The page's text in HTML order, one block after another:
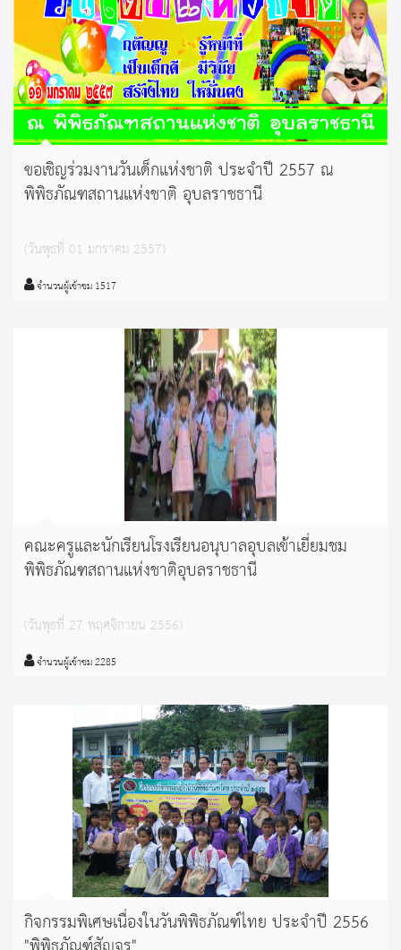
ขอเชิญร่วมงานวันเด็กแห่งชาติ ประจำปี 2557 ณ
พิพิธภัณฑสถานแห่งชาติ อุบลราชธานี
(วันพุธที่ 01 มกราคม 2557)
จำนวนผู้เข้าชม 1517
คณะครูและนักเรียนโรงเรียนอนุบาลอุบลเข้าเยี่ยมชม
พิพิธภัณฑสถานแห่งชาติอุบลราชธานี
(วันพุธที่ 27 พฤศจิกายน 2556)
จำนวนผู้เข้าชม 2285
กิจกรรมพิเศษเนื่องในวันพิพิธภัณฑ์ไทย ประจำปี 2556